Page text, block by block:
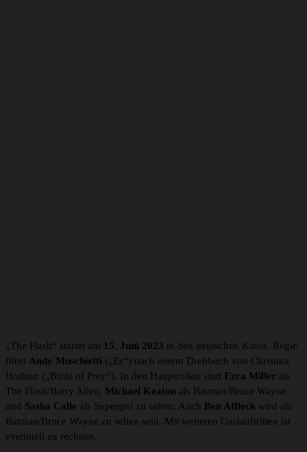
„The Flash“ startet am 15. Juni 2023 in den deutschen Kinos. Regie
führt Andy Muschietti („Es“) nach einem Drehbuch von Christina
Hodson („Birds of Prey“). In den Hauptrollen sind Ezra Miller als
The Flash/Barry Allen, Michael Keaton als Batman/Bruce Wayne
und Sasha Calle als Supergirl zu sehen. Auch Ben Affleck wird als
Batman/Bruce Wayne zu sehen sein. Mit weiteren Gastauftritten ist
eventuell zu rechnen.